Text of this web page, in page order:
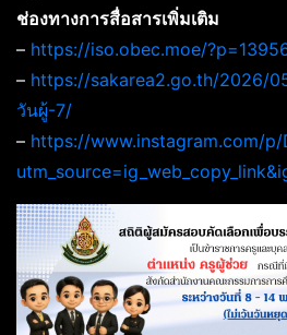
ช่องทางการสื่อสารเพิ่มเติม
– https://iso.obec.moe/
– https://sakarea2.go.th/2026/
วันผู้-7/
– https://www.instagram.com/p/